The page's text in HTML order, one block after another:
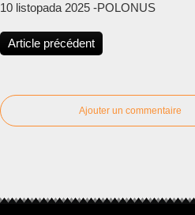
10 listopada 2025 -POLONUS
Article précédent
Ajouter un commentaire